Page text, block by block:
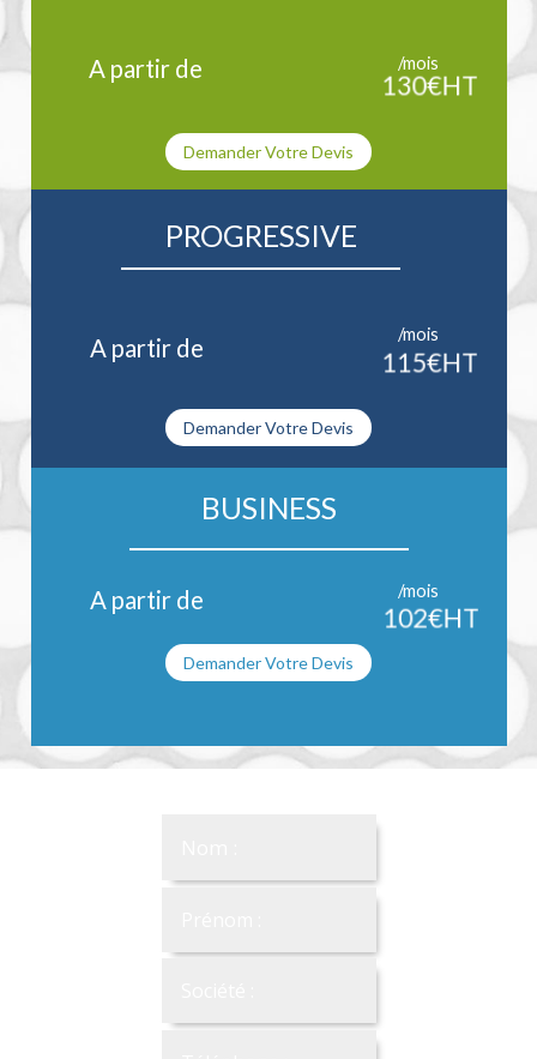
BUSINESS
PROGRESSIVE
A partir de
A partir de
A partir de
102€HT
115€HT
130€HT
/mois
/mois
/mois
Demander Votre Devis
Demander Votre Devis
Demander Votre Devis